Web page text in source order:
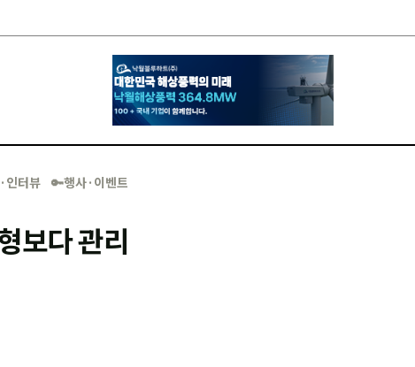
인터뷰 🔑행사·이벤트
보다 관리